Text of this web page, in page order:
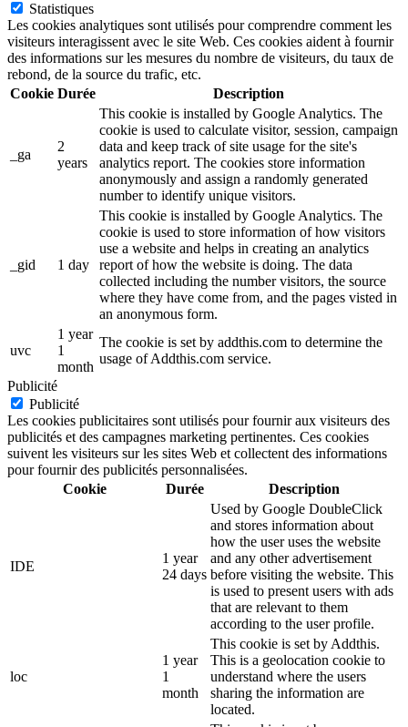
Statistiques
Les cookies analytiques sont utilisés pour comprendre comment les
visiteurs interagissent avec le site Web. Ces cookies aident à fournir
des informations sur les mesures du nombre de visiteurs, du taux de
rebond, de la source du trafic, etc.
Cookie Durée Description
_ga
2
years
This cookie is installed by Google Analytics. The
cookie is used to calculate visitor, session, campaign
data and keep track of site usage for the site's
analytics report. The cookies store information
anonymously and assign a randomly generated
number to identify unique visitors.
_gid 1 day
This cookie is installed by Google Analytics. The
cookie is used to store information of how visitors
use a website and helps in creating an analytics
report of how the website is doing. The data
collected including the number visitors, the source
where they have come from, and the pages visted in
an anonymous form.
uvc
1 year
1
month
The cookie is set by addthis.com to determine the
usage of Addthis.com service.
Publicité
Publicité
Les cookies publicitaires sont utilisés pour fournir aux visiteurs des
publicités et des campagnes marketing pertinentes. Ces cookies
suivent les visiteurs sur les sites Web et collectent des informations
pour fournir des publicités personnalisées.
Cookie
Durée Description
IDE
1 year
24 days
Used by Google DoubleClick
and stores information about
how the user uses the website
and any other advertisement
before visiting the website. This
is used to present users with ads
that are relevant to them
according to the user profile.
loc
1 year
1
month
This cookie is set by Addthis.
This is a geolocation cookie to
understand where the users
sharing the information are
located.